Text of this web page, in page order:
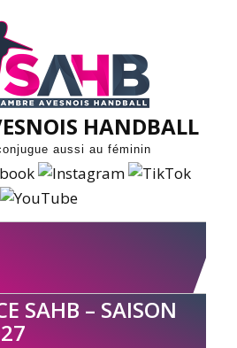
HANDBALL
aussi au féminin
SAHB – SAISON